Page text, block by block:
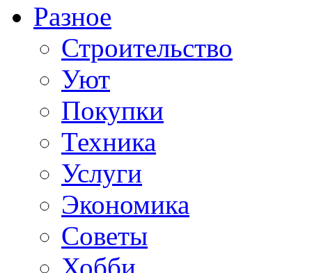
Разное
Строительство
Уют
Покупки
Техника
Услуги
Экономика
Советы
Хобби